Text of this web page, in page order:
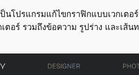
นโปรแกรมแก้ไขกราฟิกแบบเวกเตอ
ตอร์ รวมถึงข้อความ รูปร่าง และเส้น